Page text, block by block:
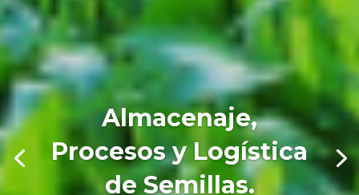
Almacenaje,
Procesos y Logística
de Semillas.